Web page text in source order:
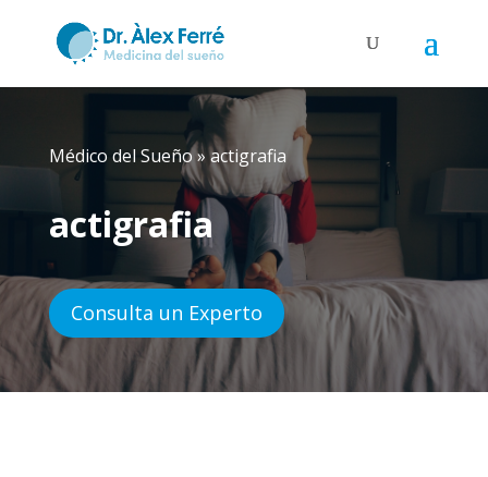
Médico del Sueño»actigrafia
actigrafia
Consulta un Experto